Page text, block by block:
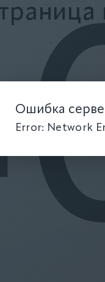
Ошибка
Error: Network